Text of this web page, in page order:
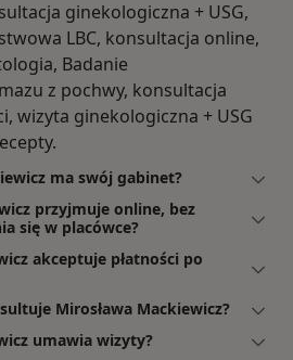
ginekologiczna + USG,
LBC, konsultacja online,
Badanie
z pochwy, konsultacja
wizyta ginekologiczna + USG
ma swój gabinet?
przyjmuje online, bez
się w placówce?
akceptuje płatności po
Mirosława Mackiewicz?
umawia wizyty?